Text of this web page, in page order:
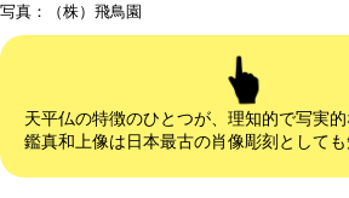
写真：（株）飛鳥園
天平仏の特徴のひとつが、理知的で写実的
鑑真和上像は日本最古の肖像彫刻としても